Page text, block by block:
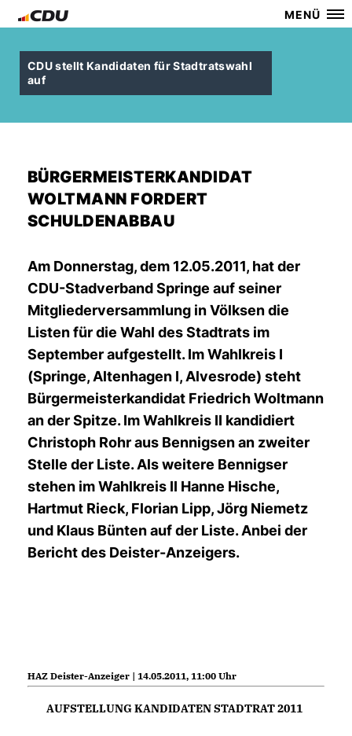
MENÜ
CDU stellt Kandidaten für Stadtratswahl
auf
BÜRGERMEISTERKANDIDAT
WOLTMANN FORDERT
SCHULDENABBAU
Am Donnerstag, dem 12.05.2011, hat der
CDU-Stadverband Springe auf seiner
Mitgliederversammlung in Völksen die
Listen für die Wahl des Stadtrats im
September aufgestellt. Im Wahlkreis I
(Springe, Altenhagen I, Alvesrode) steht
Bürgermeisterkandidat Friedrich Woltmann
an der Spitze. Im Wahlkreis II kandidiert
Christoph Rohr aus Bennigsen an zweiter
Stelle der Liste. Als weitere Bennigser
stehen im Wahlkreis II Hanne Hische,
Hartmut Rieck, Florian Lipp, Jörg Niemetz
und Klaus Bünten auf der Liste. Anbei der
Bericht des Deister-Anzeigers.
HAZ Deister-Anzeiger | 14.05.2011, 11:00 Uhr
AUFSTELLUNG KANDIDATEN STADTRAT 2011